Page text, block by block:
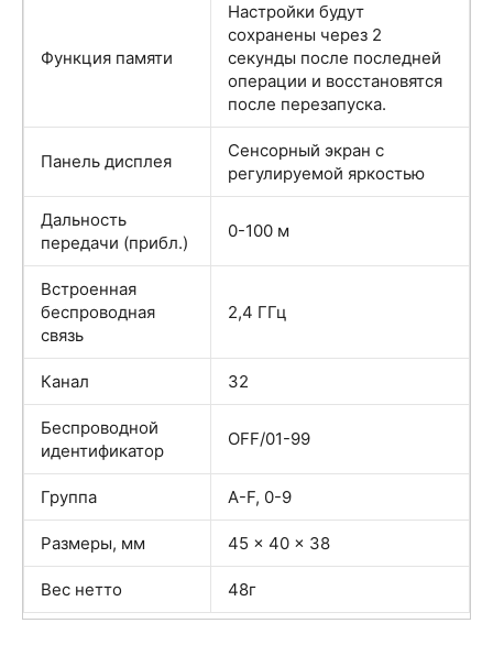
Функция памяти
Настройки будут
сохранены через 2
секунды после последней
операции и восстановятся
после перезапуска.
Панель дисплея
Сенсорный экран с
регулируемой яркостью
Дальность
передачи (прибл.)
0-100 м
Встроенная
беспроводная
связь
2,4 ГГц
Канал 32
Беспроводной
идентификатор
OFF/01-99
Группа A-F, 0-9
Размеры, мм 45 x 40 x 38
Вес нетто 48г